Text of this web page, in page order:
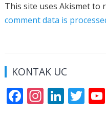
This site uses Akismet to
comment data is
KONTAK UC
F In Li T